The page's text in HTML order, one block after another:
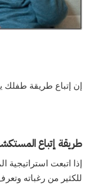
إن إتباع طريقة طفلك
طريقة إتباع
إذا اتبعت استراتيجية
للكثير من رغباته